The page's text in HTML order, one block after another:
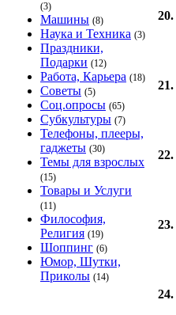
(3)
Машины (8)
Наука и Техника (3)
Праздники,
Подарки (12)
Работа, Карьера (18)
Советы (5)
Соц.опросы (65)
Субкультуры (7)
Телефоны, плееры,
гаджеты (30)
Темы для взрослых
(15)
Товары и Услуги
(11)
Философия,
Религия (19)
Шоппинг (6)
Юмор, Шутки,
Приколы (14)
20.
21.
22.
23.
24.